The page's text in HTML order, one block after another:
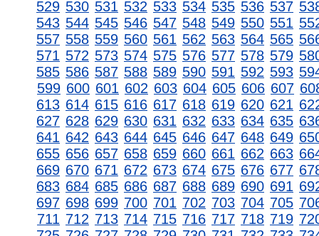
529 530 531 532 533 534 535 536 537
543 544 545 546 547 548 549 550 551
557 558 559 560 561 562 563 564 565
571 572 573 574 575 576 577 578 579
585 586 587 588 589 590 591 592 593
599 600 601 602 603 604 605 606 607
613 614 615 616 617 618 619 620 621
627 628 629 630 631 632 633 634 635
641 642 643 644 645 646 647 648 649
655 656 657 658 659 660 661 662 663
669 670 671 672 673 674 675 676 677
683 684 685 686 687 688 689 690 691
697 698 699 700 701 702 703 704 705
711 712 713 714 715 716 717 718 719